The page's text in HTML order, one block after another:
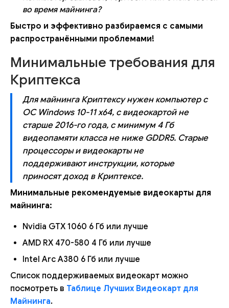
во время майнинга?
Быстро и эффективно разбираемся с самыми
распространёнными проблемами!
Минимальные требования для
Криптекса
Для майнинга Криптексу нужен компьютер с
ОС Windows 10-11 x64, с видеокартой не
старше 2016-го года, с минимум 4 Гб
видеопамяти класса не ниже GDDR5. Старые
процессоры и видеокарты не
поддерживают инструкции, которые
приносят доход в Криптексе.
Минимальные рекомендуемые видеокарты для
майнинга:
Nvidia GTX 1060 6 Гб или лучше
AMD RX 470-580 4 Гб или лучше
Intel Arc A380 6 Гб или лучше
Список поддерживаемых видеокарт можно
посмотреть в Таблице Лучших Видеокарт для
Майнинга.